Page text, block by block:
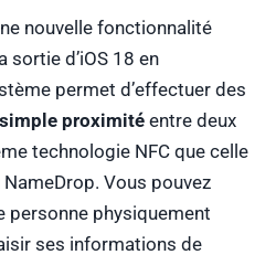
nouvelle fonctionnalité
sortie d’iOS 18 en
permet d’effectuer des
proximité entre deux
technologie NFC que celle
Vous pouvez
personne physiquement
ses informations de